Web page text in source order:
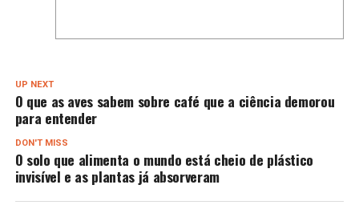
UP NEXT
O que as aves sabem sobre café que a ciência demorou
para entender
DON'T MISS
O solo que alimenta o mundo está cheio de plástico
invisível e as plantas já absorveram